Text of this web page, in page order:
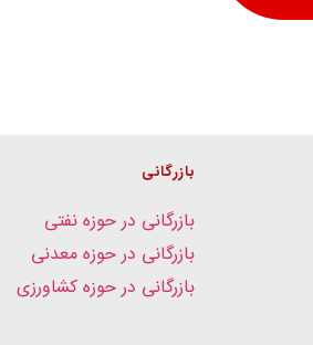
بازرگانی
بازرگانی در حوزه نفتی
بازرگانی در حوزه معدنی
بازرگانی در حوزه کشاورزی